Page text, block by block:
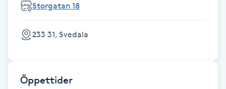
Fransfärgning
Fransförlängning
Storgatan 18
233 31, Svedala
Öppettider